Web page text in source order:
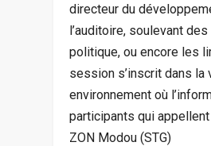
directeur du
l’auditoire, soulevant
politique, ou encore les
session s’inscrit dans la
environnement où
participants qui
ZON Modou (STG)